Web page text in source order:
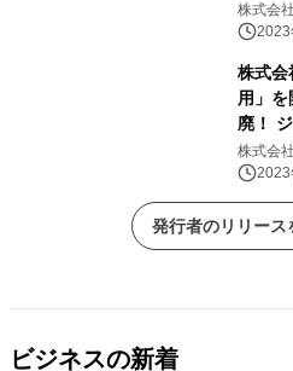
株式会
2023
株式会
用」
廃！
ど、
株式会
2023
発行者のリリース
ビジネスの新着